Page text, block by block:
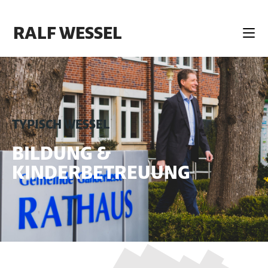
RALF WESSEL
TYPISCH WESSEL
BILDUNG &
KINDERBETREUUNG